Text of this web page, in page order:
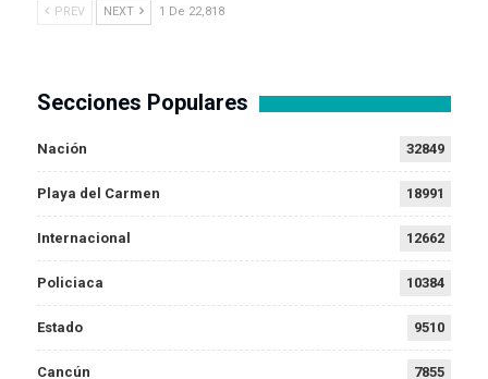
PREV NEXT 1 De 22,818
Secciones Populares
Nación 32849
Playa del Carmen 18991
Internacional 12662
Policiaca 10384
Estado 9510
Cancún 7855